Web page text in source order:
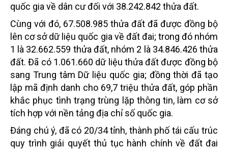
quốc gia về dân cư đối với 38.242.842 thửa đất.
Cùng với đó, 67.508.985 thửa đất đã được đồng bộ
lên cơ sở dữ liệu quốc gia về đất đai; trong đó nhóm
1 là 32.662.559 thửa đất, nhóm 2 là 34.846.426 thửa
đất. Đã có 1.061.660 dữ liệu thửa đất được đồng bộ
sang Trung tâm Dữ liệu quốc gia; đồng thời đã tạo
lập mã định danh cho 69,7 triệu thửa đất, góp phần
khắc phục tình trạng trùng lặp thông tin, làm cơ sở
tích hợp với nền tảng địa chỉ số quốc gia.
Đáng chú ý, đã có 20/34 tỉnh, thành phố tái cấu trúc
quy trình giải quyết thủ tục hành chính về đất đai